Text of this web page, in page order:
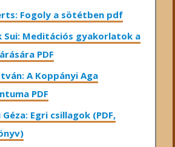
Fogoly a sötétben pdf
Sui: Meditációs gyakorlatok a
PDF
A Koppányi Aga
PDF
Egri csillagok (PDF,